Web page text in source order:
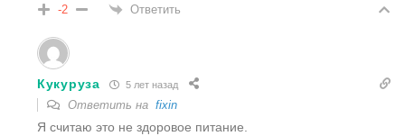
-2 Ответить
Кукуруза 5 лет назад
Ответить на fixin
Я считаю это не здоровое питание.